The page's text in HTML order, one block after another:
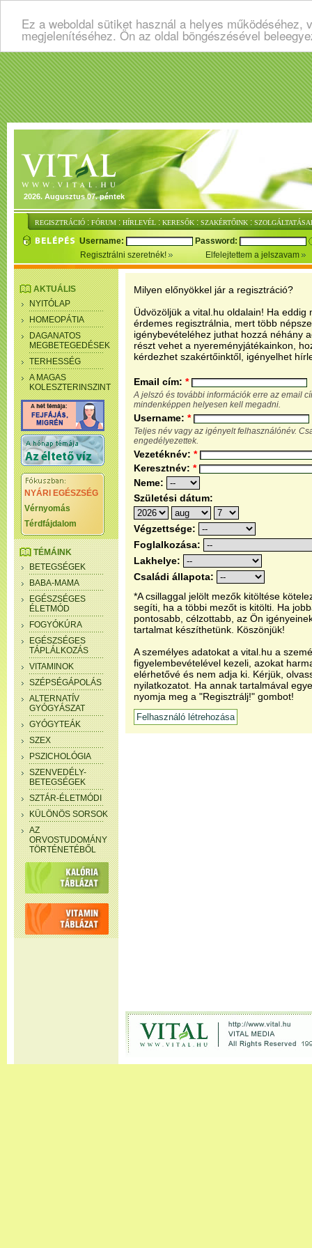
Ez a weboldal sütiket használ a helyes
megjelenítéséhez. Ön az oldal böngészésével
2026. Augusztus 07. péntek
REGISZTRÁCIÓ : FÓRUM : HÍRLEVÉL : KERESŐK : SZAKÉRTŐINK :
Username:
Password:
Regisztrálni szeretnék!
Elfelejtettem a jelszavam
AKTUÁLIS
NYITÓLAP
HOMEOPÁTIA
DAGANATOS
MEGBETEGEDÉSEK
TERHESSÉG
A MAGAS
KOLESZTERINSZINT
NYÁRI EGÉSZSÉG
Vérnyomás
Térdfájdalom
TÉMÁINK
BETEGSÉGEK
BABA-MAMA
EGÉSZSÉGES
ÉLETMÓD
FOGYÓKÚRA
EGÉSZSÉGES
TÁPLÁLKOZÁS
VITAMINOK
SZÉPSÉGÁPOLÁS
ALTERNATÍV
GYÓGYÁSZAT
GYÓGYTEÁK
SZEX
PSZICHOLÓGIA
SZENVEDÉLY-
BETEGSÉGEK
SZTÁR-ÉLETMÓDI
KÜLÖNÖS SORSOK
AZ
ORVOSTUDOMÁNY
TÖRTÉNETÉBŐL
Milyen előnyökkel jár a regisztráció?
Üdvözöljük a vital.hu oldalain! Ha eddig
érdemes regisztrálnia, mert több
igénybevételéhez juthat hozzá néhány
részt vehet a nyereményjátékainkon,
kérdezhet szakértőinktől, igényelhet
Email cím: *
A jelszó és további információk erre az email
mindenképpen helyesen kell megadni.
Username: *
Teljes név vagy az igényelt felhasználónév.
engedélyezettek.
Vezetéknév: *
Keresztnév: *
Neme:
Születési dátum:
Végzettsége:
Foglalkozása:
Lakhelye:
Családi állapota:
*A csillaggal jelölt mezők kitöltése
segíti, ha a többi mezőt is kitölti. Ha
pontosabb, célzottabb, az Ön
tartalmat készíthetünk. Köszönjük!
A személyes adatokat a vital.hu a
figyelembevételével kezeli, azokat
elérhetővé és nem adja ki. Kérjük,
nyilatkozatot. Ha annak tartalmával
nyomja meg a "Regisztrálj!" gombot!